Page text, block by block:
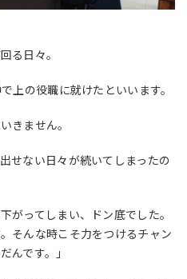
る日々。
上の役職に就けたといいます。
きません。
せない日々が続いてしまったの
がってしまい、ドン底でした。
そんな時こそ力をつけるチャン
んです。」